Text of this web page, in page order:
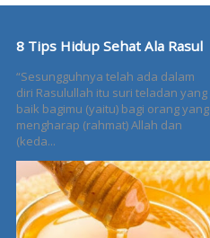
8 Tips Hidup Sehat Ala Rasul
“Sesungguhnya telah ada dalam
diri Rasulullah itu suri teladan yang
baik bagimu (yaitu) bagi orang yang
mengharap (rahmat) Allah dan
(keda...